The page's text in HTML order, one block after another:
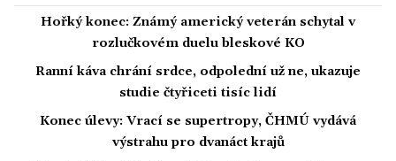
Hořký konec: Známý americký veterán schytal v
rozlučkovém duelu bleskové KO
Ranní káva chrání srdce, odpolední už ne, ukazuje
studie čtyřiceti tisíc lidí
Konec úlevy: Vrací se supertropy, ČHMÚ vydává
výstrahu pro dvanáct krajů